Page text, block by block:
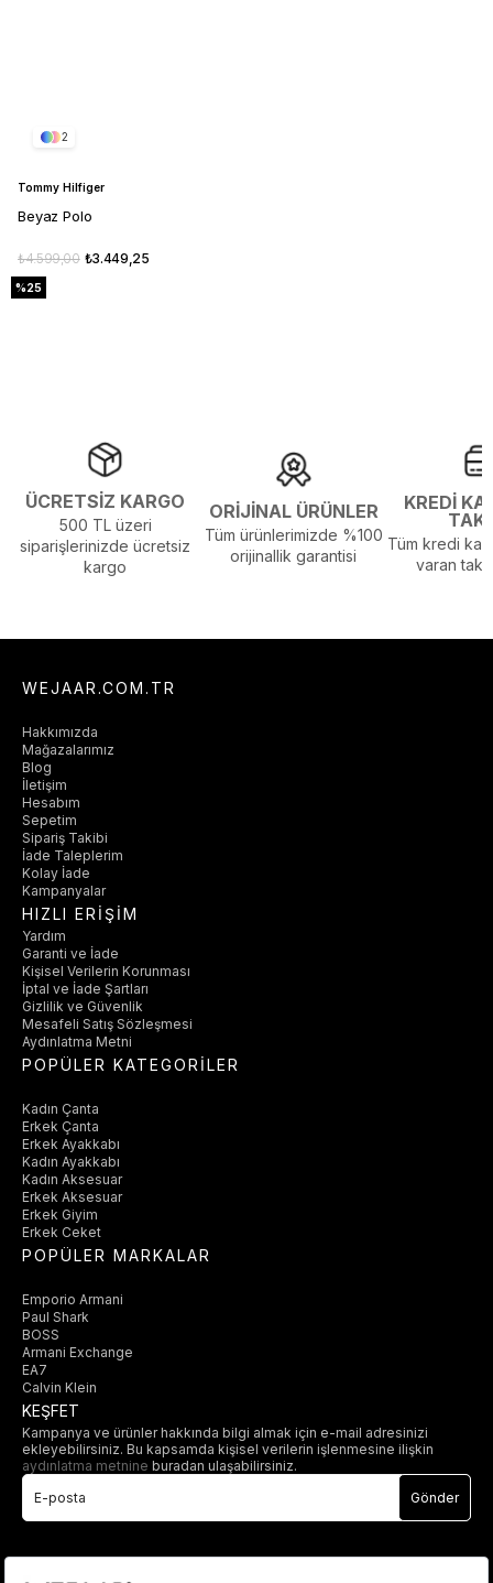
2
Tommy Hilfiger
Beyaz Polo
₺3.449,25
₺4.599,00
%25
ÜCRETSİZ KARGO
500 TL üzeri
siparişlerinizde ücretsiz
kargo
ORİJİNAL ÜRÜNLER
Tüm ürünlerimizde %100
orijinallik garantisi
KREDİ
Tüm kredi
varan
WEJAAR.COM.TR
Hakkımızda
Mağazalarımız
Blog
İletişim
Hesabım
Sepetim
Sipariş Takibi
İade Taleplerim
Kolay İade
Kampanyalar
HIZLI ERİŞİM
Yardım
Garanti ve İade
Kişisel Verilerin Korunması
İptal ve İade Şartları
Gizlilik ve Güvenlik
Mesafeli Satış Sözleşmesi
Aydınlatma Metni
POPÜLER KATEGORİLER
Kadın Çanta
Erkek Çanta
Erkek Ayakkabı
Kadın Ayakkabı
Kadın Aksesuar
Erkek Aksesuar
Erkek Giyim
Erkek Ceket
POPÜLER MARKALAR
Emporio Armani
Paul Shark
BOSS
Armani Exchange
EA7
Calvin Klein
KEŞFET
Kampanya ve ürünler hakkında bilgi almak için e-mail adresinizi
ekleyebilirsiniz. Bu kapsamda kişisel verilerin işlenmesine ilişkin
aydınlatma metnine buradan ulaşabilirsiniz.
Gönder